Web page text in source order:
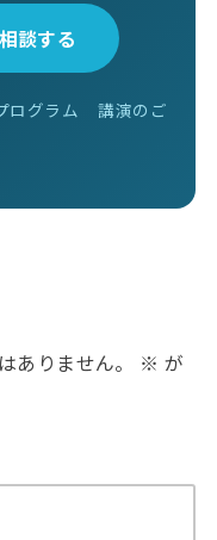
談する
ログラム
講演のご
ありません。 ※ が